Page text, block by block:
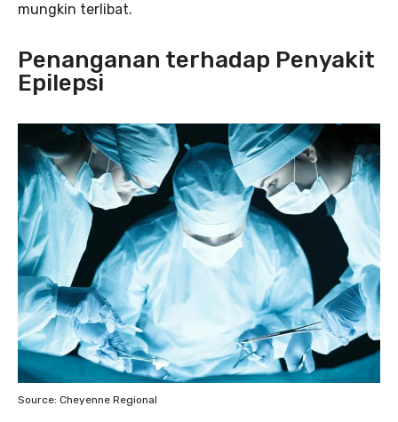
mungkin terlibat.
Penanganan terhadap Penyakit
Epilepsi
Source: Cheyenne Regional